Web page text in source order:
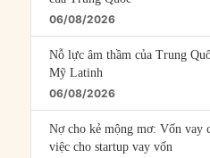
06/08/2026
Nỗ lực âm thầm của Trung
Mỹ Latinh
06/08/2026
Nợ cho kẻ mộng mơ: Vốn vay
việc cho startup vay vốn